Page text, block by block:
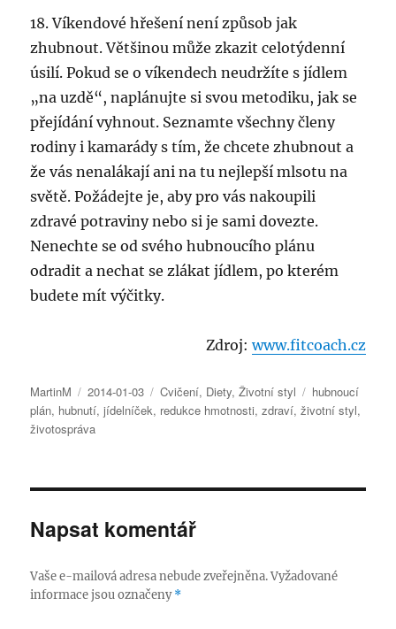
18. Víkendové hřešení není způsob jak
zhubnout. Většinou může zkazit celotýdenní
úsilí. Pokud se o víkendech neudržíte s jídlem
„na uzdě“, naplánujte si svou metodiku, jak se
přejídání vyhnout. Seznamte všechny členy
rodiny i kamarády s tím, že chcete zhubnout a
že vás nenalákají ani na tu nejlepší mlsotu na
světě. Požádejte je, aby pro vás nakoupili
zdravé potraviny nebo si je sami dovezte.
Nenechte se od svého hubnoucího plánu
odradit a nechat se zlákat jídlem, po kterém
budete mít výčitky.
Zdroj:www.fitcoach.cz
Autor:
MartinM Publikováno:
2014-01-03 Rubriky:
Cvičení, Diety,Životní styl Štítky:
hubnoucí
plán, hubnutí,jídelníček, redukce hmotnosti,zdraví,životní styl,
životospráva
Napsat komentář
Vaše e-mailová adresa nebude zveřejněna. Vyžadované
informace jsou označeny*